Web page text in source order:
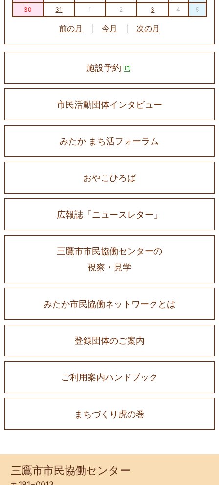
30
31 1 2 3 4 5
前の月 今月 次の月
施設予約
市民活動団体インタビュー
みたか まち活フォーラム
おやこひろば
広報誌「ニュースレター」
三鷹市市民協働センターの
視察・見学
みたか市民協働ネットワークとは
登録団体のご案内
ご利用案内ハンドブック
まちづくり虎の巻
三鷹市市民協働センター